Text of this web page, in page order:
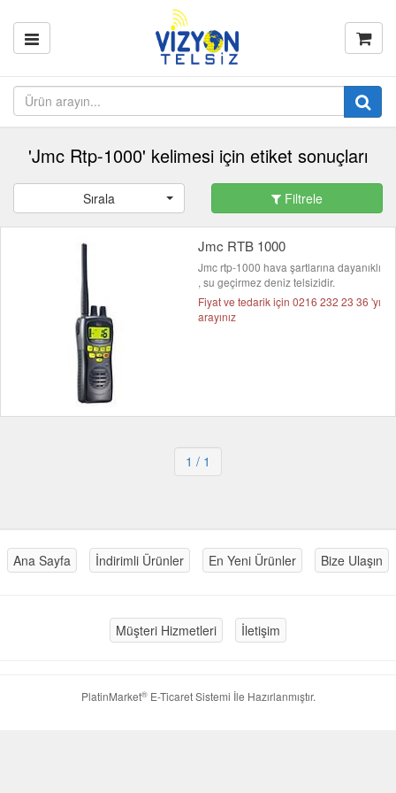
'Jmc Rtp-1000' kelimesi için etiket sonuçları
Sırala Filtrele
Jmc RTB 1000
Jmc rtp-1000 hava şartlarına dayanıklı
, su geçirmez deniz telsizidir.
Fiyat ve tedarik için 0216 232 23 36 'yı
arayınız
1 / 1
Ana Sayfa İndirimli Ürünler En Yeni Ürünler Bize Ulaşın
Müşteri Hizmetleri İletişim
PlatinMarket®E-Ticaret Sistemi İle Hazırlanmıştır.